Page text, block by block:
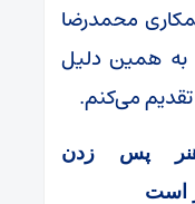
محمدرضا
به همین دلیل
تقدیم می‌کنم.
پس زدن
است